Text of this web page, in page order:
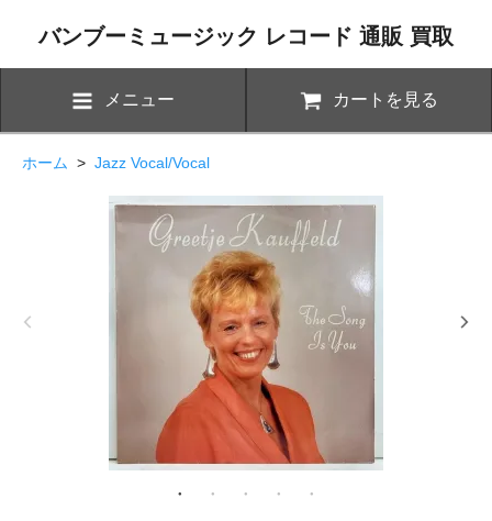
バンブーミュージック レコード 通販 買取
メニュー カートを見る
ホーム > Jazz Vocal/Vocal